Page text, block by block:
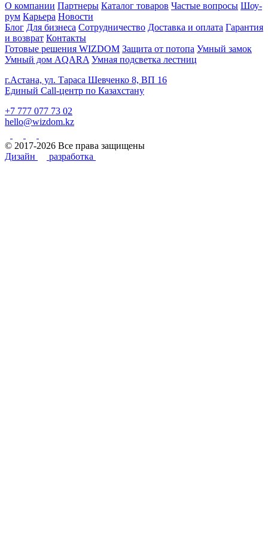
О компании Партнеры Каталог товаров Частые вопросы Шоу-
рум Карьера Новости
Блог Для бизнеса Сотрудничество Доставка и оплата Гарантия
и возврат Контакты
Готовые решения WIZDOM Защита от потопа Умный замок
Умный дом AQARA Умная подсветка лестниц
г.Астана, ул. Тараса Шевченко 8, ВП 16
Единый Call-центр по Казахстану
+7 777 077 73 02
hello@wizdom.kz
© 2017-2026 Все права защищены
Дизайн
разработка